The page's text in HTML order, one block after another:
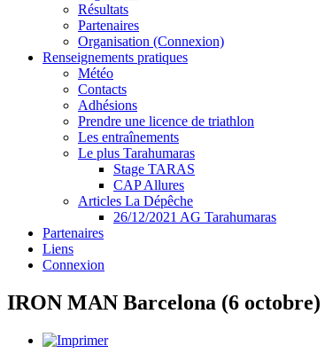
Résultats
Partenaires
Organisation (Connexion)
Renseignements pratiques
Météo
Contacts
Adhésions
Prendre une licence de triathlon
Les entraînements
Le plus Tarahumaras
Stage TARAS
CAP Allures
Articles La Dépêche
26/12/2021 AG Tarahumaras
Partenaires
Liens
Connexion
IRON MAN Barcelona (6 octobre)